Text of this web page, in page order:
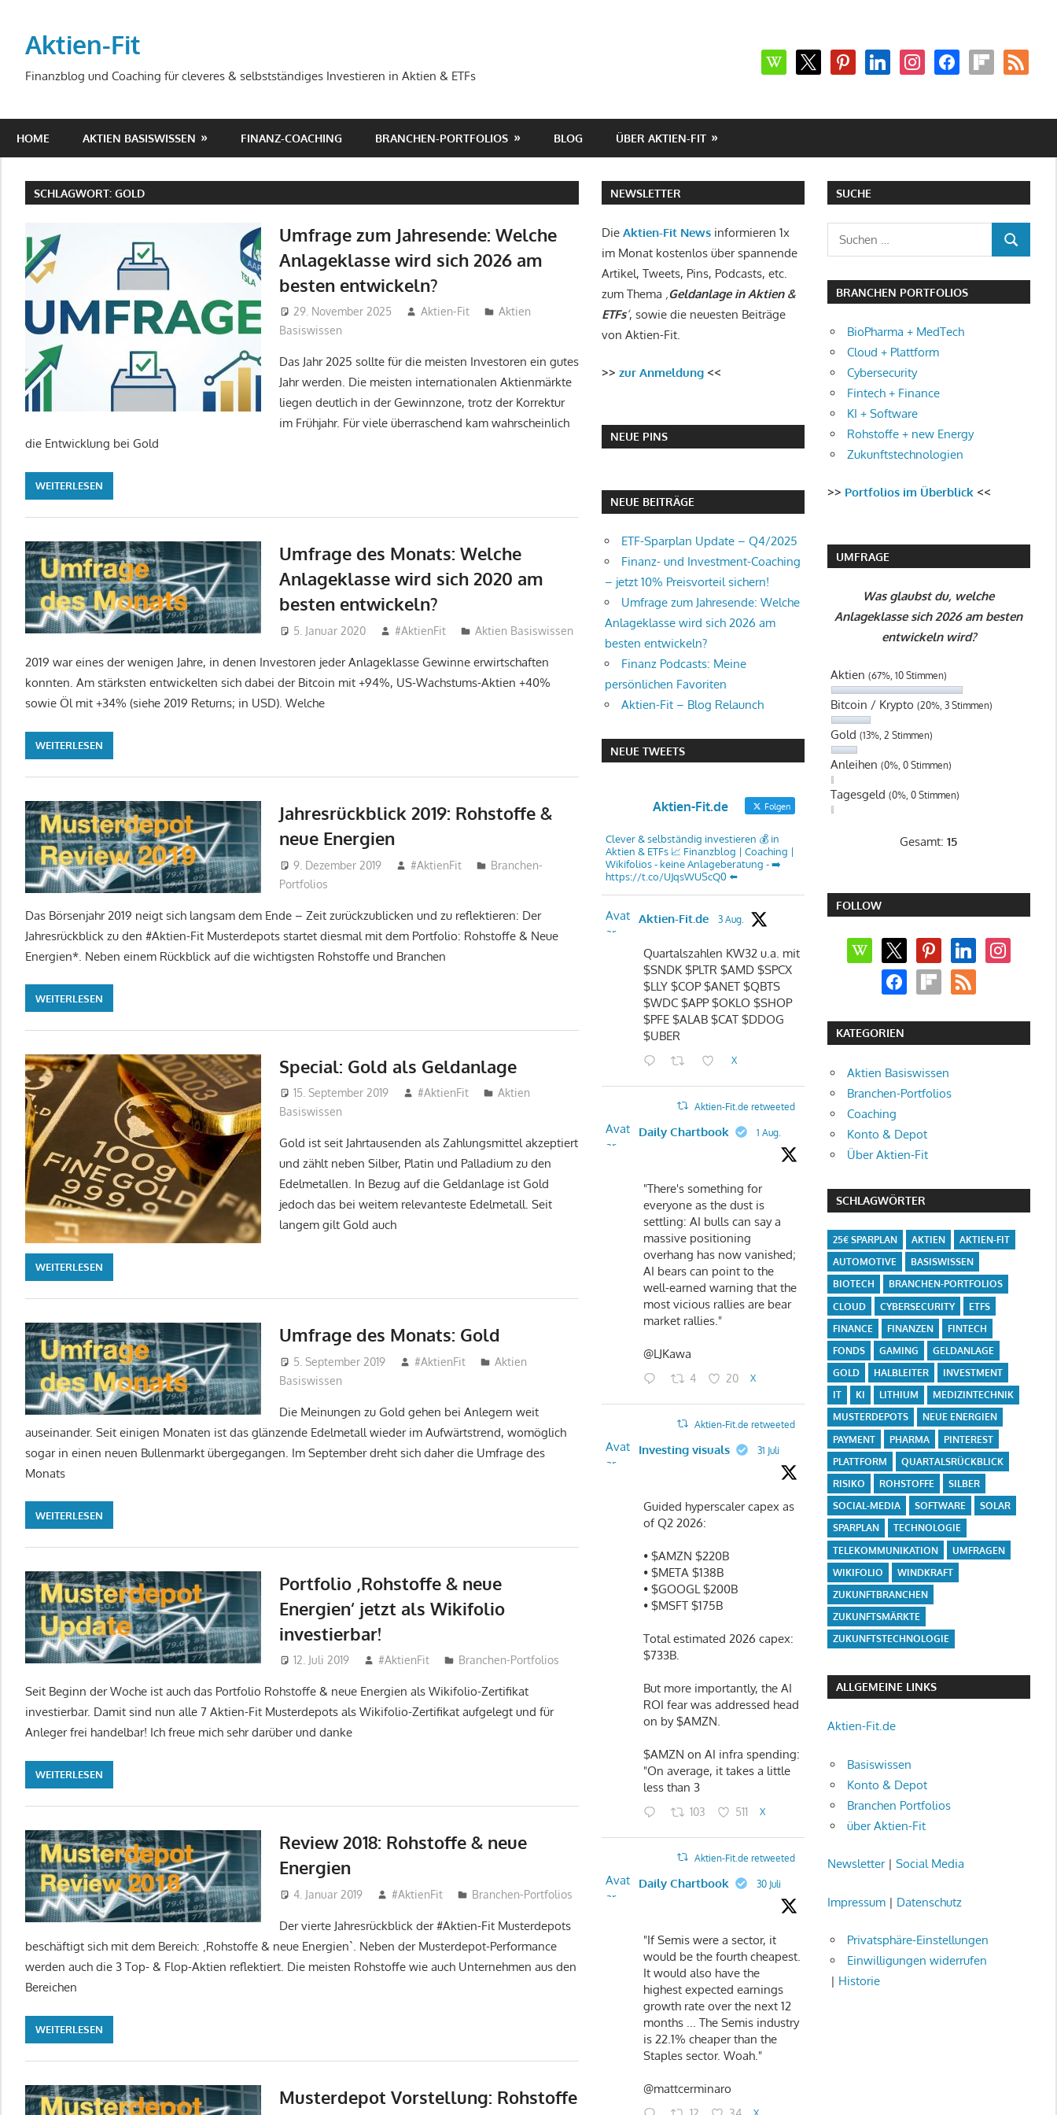
springenAktien-Fit
Finanzblog und Coaching für cleveres & selbstständiges Investieren in Aktien & ETFs
wikipedia
x pinterestlinkedininstagramfacebookflipboard
rss
HOME AKTIEN BASISWISSEN FINANZ-COACHING BRANCHEN-PORTFOLIOS BLOG ÜBER AKTIEN-FIT
SCHLAGWORT:GOLD
Umfrage zum Jahresende: Welche
Anlageklasse wird sich 2026 am
besten entwickeln?
29. November 2025 Aktien-Fit
Aktien
Basiswissen
Das Jahr 2025 sollte für die meisten Investoren ein gutes
Jahr werden. Die meisten internationalen Aktienmärkte
liegen deutlich in der Gewinnzone, trotz der Korrektur
im Frühjahr. Für viele überraschend kam wahrscheinlich
die Entwicklung bei Gold
WEITERLESEN
Umfrage des Monats: Welche
Anlageklasse wird sich 2020 am
besten entwickeln?
5. Januar 2020 #AktienFit Aktien Basiswissen
2019 war eines der wenigen Jahre, in denen Investoren jeder Anlageklasse Gewinne erwirtschaften
konnten. Am stärksten entwickelten sich dabei der Bitcoin mit +94%, US-Wachstums-Aktien +40%
sowie Öl mit +34% (siehe 2019 Returns; in USD). Welche
WEITERLESEN
Jahresrückblick 2019: Rohstoffe &
neue Energien
9. Dezember 2019 #AktienFit
Branchen-
Portfolios
Das Börsenjahr 2019 neigt sich langsam dem Ende – Zeit zurückzublicken und zu reflektieren: Der
Jahresrückblick zu den #Aktien-Fit Musterdepots startet diesmal mit dem Portfolio: Rohstoffe & Neue
Energien*. Neben einem Rückblick auf die wichtigsten Rohstoffe und Branchen
WEITERLESEN
Special: Gold als Geldanlage
15. September 2019 #AktienFit
Aktien
Basiswissen
Gold ist seit Jahrtausenden als Zahlungsmittel akzeptiert
und zählt neben Silber, Platin und Palladium zu den
Edelmetallen. In Bezug auf die Geldanlage ist Gold
jedoch das bei weitem relevanteste Edelmetall. Seit
langem gilt Gold auch
WEITERLESEN
Umfrage des Monats: Gold
5. September 2019 #AktienFit
Aktien
Basiswissen
Die Meinungen zu Gold gehen bei Anlegern weit
auseinander. Seit einigen Monaten ist das glänzende Edelmetall wieder im Aufwärtstrend, womöglich
sogar in einen neuen Bullenmarkt übergegangen. Im September dreht sich daher die Umfrage des
Monats
WEITERLESEN
Portfolio ‚Rohstoffe & neue
Energien‘ jetzt als Wikifolio
investierbar!
12. Juli 2019 #AktienFit Branchen-Portfolios
Seit Beginn der Woche ist auch das Portfolio Rohstoffe & neue Energien als Wikifolio-Zertifikat
investierbar. Damit sind nun alle 7 Aktien-Fit Musterdepots als Wikifolio-Zertifikat aufgelegt und für
Anleger frei handelbar! Ich freue mich sehr darüber und danke
WEITERLESEN
Review 2018: Rohstoffe & neue
Energien
4. Januar 2019 #AktienFit Branchen-Portfolios
Der vierte Jahresrückblick der #Aktien-Fit Musterdepots
beschäftigt sich mit dem Bereich: ‚Rohstoffe & neue Energien`. Neben der Musterdepot-Performance
werden auch die 3 Top- & Flop-Aktien reflektiert. Die meisten Rohstoffe wie auch Unternehmen aus den
Bereichen
WEITERLESEN
Musterdepot Vorstellung: Rohstoffe
NEWSLETTER
Die Aktien-Fit Newsinformieren 1x
im Monat kostenlos über spannende
Artikel, Tweets, Pins, Podcasts, etc.
zum Thema ‚Geldanlage in Aktien &
ETFs‘, sowie die neuesten Beiträge
von Aktien-Fit.
>> zur Anmeldung<<
NEUE PINS
NEUE BEITRÄGE
ETF-Sparplan Update – Q4/2025
Finanz- und Investment-Coaching
– jetzt 10% Preisvorteil sichern!
Umfrage zum Jahresende: Welche
Anlageklasse wird sich 2026 am
besten entwickeln?
Finanz Podcasts: Meine
persönlichen Favoriten
Aktien-Fit – Blog Relaunch
NEUE TWEETS
Aktien-Fit.de Folgen
Clever & selbständig investieren 💰 in
Aktien & ETFs 📈 Finanzblog | Coaching |
Wikifolios - keine Anlageberatung - ➡️
https://t.co/UJqsWUScQ0 ⬅️
Avat
ar
Aktien-Fit.de 3 Aug.
Quartalszahlen KW32 u.a. mit
$SNDK $PLTR $AMD $SPCX
$LLY $COP $ANET $QBTS
$WDC $APP $OKLO $SHOP
$PFE $ALAB $CAT $DDOG
$UBER
X
Aktien-Fit.de retweeted
Avat
ar
Daily Chartbook 1 Aug.
"There's something for
everyone as the dust is
settling: AI bulls can say a
massive positioning
overhang has now vanished;
AI bears can point to the
well-earned warning that the
most vicious rallies are bear
market rallies."
@LJKawa
4 20 X
Aktien-Fit.de retweeted
Avat
ar
Investing visuals 31 Juli
Guided hyperscaler capex as
of Q2 2026:
• $AMZN $220B
• $META $138B
• $GOOGL $200B
• $MSFT $175B
Total estimated 2026 capex:
$733B.
But more importantly, the AI
ROI fear was addressed head
on by $AMZN.
$AMZN on AI infra spending:
"On average, it takes a little
less than 3
103 511 X
Aktien-Fit.de retweeted
Avat
ar
Daily Chartbook 30 Juli
"If Semis were a sector, it
would be the fourth cheapest.
It would also have the
highest expected earnings
growth rate over the next 12
months ... The Semis industry
is 22.1% cheaper than the
Staples sector. Woah."
@mattcerminaro
SUCHE
Suchen
nach:
SUCHEN
BRANCHEN PORTFOLIOS
BioPharma + MedTech
Cloud + Plattform
Cybersecurity
Fintech + Finance
KI + Software
Rohstoffe + new Energy
Zukunftstechnologien
>> Portfolios im Überblick<<
UMFRAGE
Was glaubst du, welche
Anlageklasse sich 2026 am besten
entwickeln wird?
Aktien(67%, 10 Stimmen)
Bitcoin / Krypto(20%, 3 Stimmen)
Gold(13%, 2 Stimmen)
Anleihen(0%, 0 Stimmen)
Tagesgeld(0%, 0 Stimmen)
Gesamt:15
FOLLOW
wikipedia
x pinterestlinkedininstagram
facebookflipboard
rss
KATEGORIEN
Aktien Basiswissen
Branchen-Portfolios
Coaching
Konto & Depot
Über Aktien-Fit
SCHLAGWÖRTER
25€ SPARPLAN AKTIEN
AKTIEN-FIT
AUTOMOTIVE
BASISWISSEN
BIOTECH
BRANCHEN-PORTFOLIOS
CLOUD
CYBERSECURITY
ETFS
FINANCE
FINANZEN
FINTECH
FONDS
GAMING
GELDANLAGE
GOLD
HALBLEITER
INVESTMENT
IT
KI LITHIUM
MEDIZINTECHNIK
MUSTERDEPOTS
NEUE ENERGIEN
PAYMENT
PHARMA
PINTEREST
PLATTFORM
QUARTALSRÜCKBLICK
RISIKO
ROHSTOFFE
SILBER
SOCIAL-MEDIA
SOFTWARE
SOLAR
SPARPLAN
TECHNOLOGIE
TELEKOMMUNIKATION
UMFRAGEN
WIKIFOLIO
WINDKRAFT
ZUKUNFTBRANCHEN
ZUKUNFTSMÄRKTE
ZUKUNFTSTECHNOLOGIE
ALLGEMEINE LINKS
Aktien-Fit.de
Basiswissen
Konto & Depot
Branchen Portfolios
über Aktien-Fit
Newsletter| Social Media
Impressum| Datenschutz
Privatsphäre-Einstellungen
Einwilligungen widerrufen
| Historie